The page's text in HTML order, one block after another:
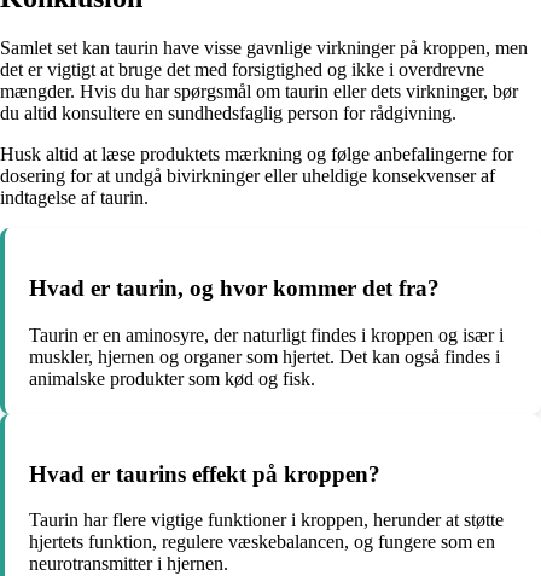
Samlet set kan taurin have visse gavnlige virkninger på kroppen, men
det er vigtigt at bruge det med forsigtighed og ikke i overdrevne
mængder. Hvis du har spørgsmål om taurin eller dets virkninger, bør
du altid konsultere en sundhedsfaglig person for rådgivning.
Husk altid at læse produktets mærkning og følge anbefalingerne for
dosering for at undgå bivirkninger eller uheldige konsekvenser af
indtagelse af taurin.
Hvad er taurin, og hvor kommer det fra?
Taurin er en aminosyre, der naturligt findes i kroppen og især i
muskler, hjernen og organer som hjertet. Det kan også findes i
animalske produkter som kød og fisk.
Hvad er taurins effekt på kroppen?
Taurin har flere vigtige funktioner i kroppen, herunder at støtte
hjertets funktion, regulere væskebalancen, og fungere som en
neurotransmitter i hjernen.